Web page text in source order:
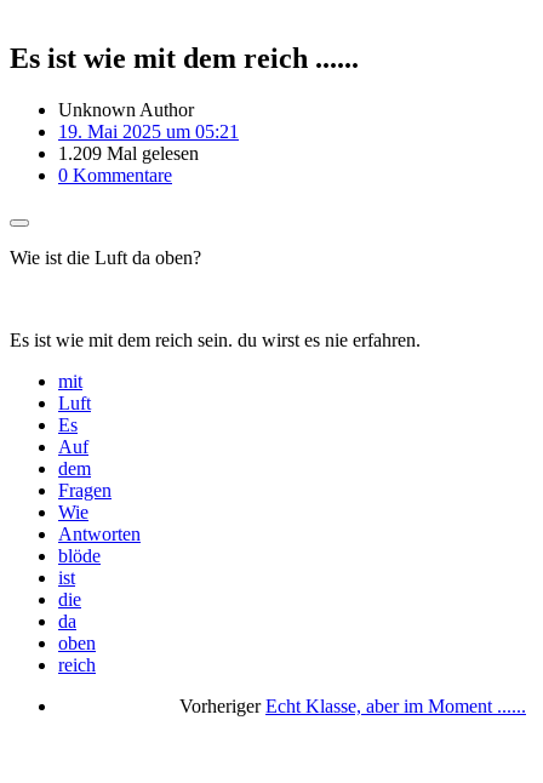
Es ist wie mit dem reich ......
Unknown Author
19. Mai 2025 um 05:21
1.209 Mal gelesen
0 Kommentare
Wie ist die Luft da oben?
Es ist wie mit dem reich sein. du wirst es nie erfahren.
mit
Luft
Es
Auf
dem
Fragen
Wie
Antworten
blöde
ist
die
da
oben
reich
Vorheriger Echt Klasse, aber im Moment ......